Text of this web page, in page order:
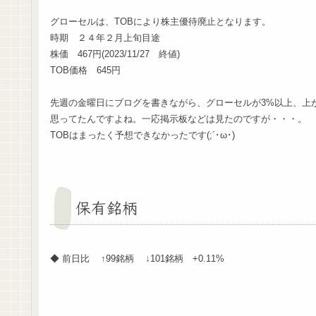
グローセルは、TOBにより株主優待廃止となります。
時期 ２４年２月上旬目途
株価 467円(2023/11/27 終値)
TOB価格 645円
先週の金曜日にブログを書きながら、グローセルが3%以上、上
思ってたんですよね。一応掲示板などは見たのですが・・・。
TOBはまったく予想できなかったです(;´･ω･)
保有銘柄
◆ 前日比 ↑99銘柄 ↓101銘柄 +0.11%